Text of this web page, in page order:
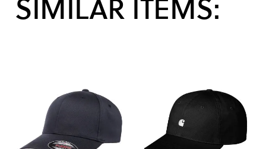
SIMILAR ITEMS: